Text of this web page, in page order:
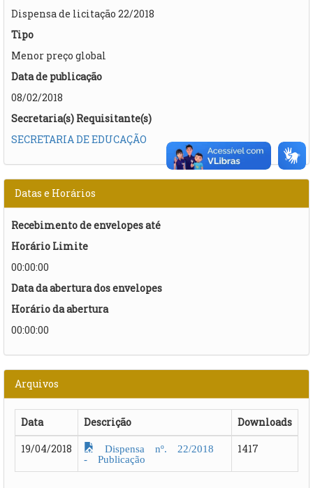
Dispensa de licitação 22/2018
Tipo
Menor preço global
Data de publicação
08/02/2018
Secretaria(s) Requisitante(s)
SECRETARIA DE EDUCAÇÃO
Datas e Horários
Recebimento de envelopes até
Horário Limite
00:00:00
Data da abertura dos envelopes
Horário da abertura
00:00:00
Arquivos
Data Descrição
Downloads
19/04/2018
Dispensa nº. 22/2018
- Publicação
1417